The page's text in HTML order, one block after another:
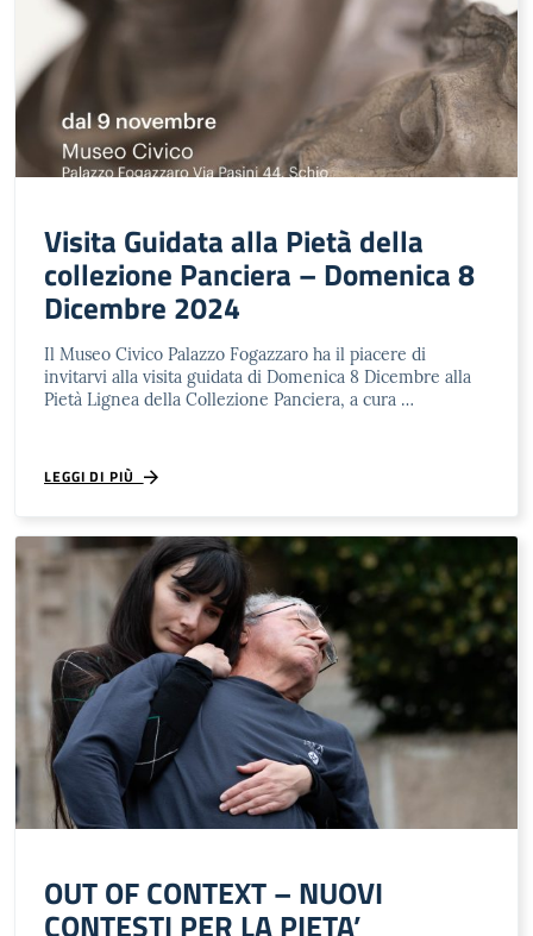
Visita Guidata alla Pietà della
collezione Panciera – Domenica 8
Dicembre 2024
Il Museo Civico Palazzo Fogazzaro ha il piacere di
invitarvi alla visita guidata di Domenica 8 Dicembre alla
Pietà Lignea della Collezione Panciera, a cura …
LEGGI DI PIÙ
OUT OF CONTEXT – NUOVI
CONTESTI PER LA PIETA’